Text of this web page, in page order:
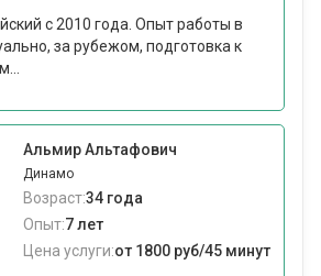
с 2010 года. Опыт работы в
за рубежом, подготовка к
Альмир Альтафович
Динамо
Возраст:34 года
Опыт:7 лет
Цена услуги:от 1800 руб/45 минут